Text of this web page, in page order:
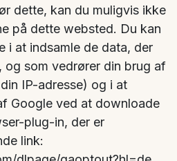
dette, kan du muligvis ikke
på dette websted. Du kan
i at indsamle de data, der
og som vedrører din brug af
IP-adresse) og i at
Google ved at downloade
plug-in, der er
link: